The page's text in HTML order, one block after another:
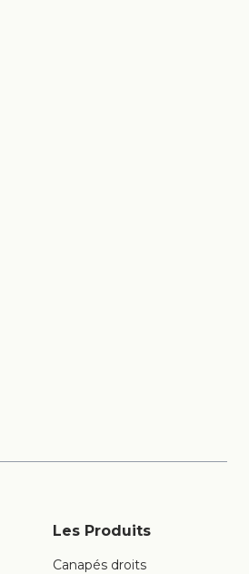
Les Produits
Canapés droits